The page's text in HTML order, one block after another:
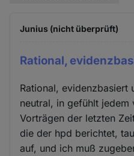
Junius (nicht überprüft)
Rational,
Rational, evidenzbasiert
neutral, in gefühlt jedem
Vorträgen der letzten
die der hpd berichtet,
auf, und ich muß